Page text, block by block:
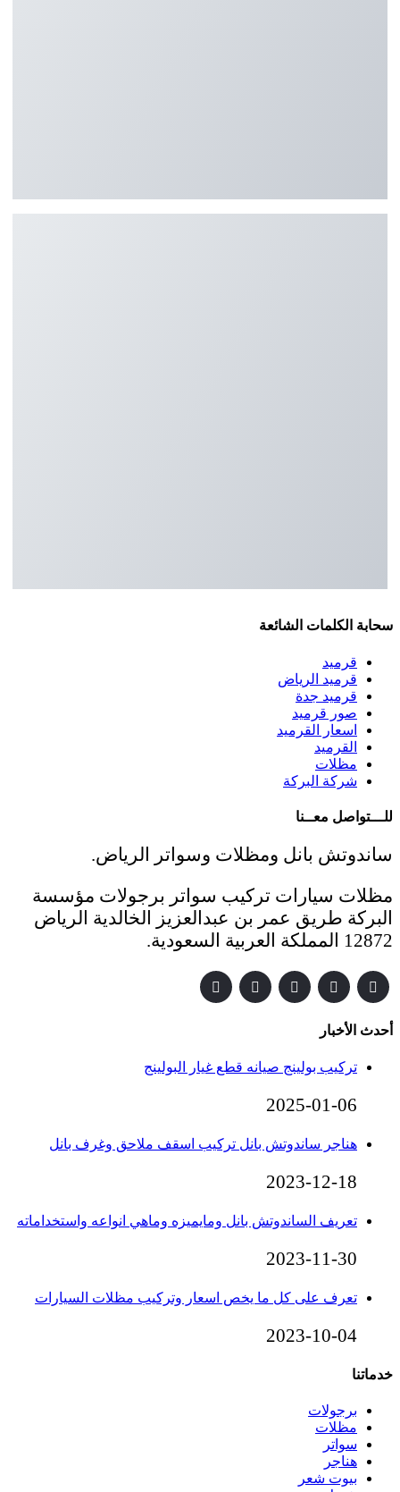
سحابة الكلمات الشائعة
قرميد
قرميد الرياض
قرميد جدة
صور قرميد
اسعار القرميد
القرميد
مظلات
شركة البركة
للـــتواصل معــنا
ساندوتش بانل ومظلات وسواتر الرياض.
مظلات سيارات تركيب سواتر برجولات مؤسسة
البركة طريق عمر بن عبدالعزيز الخالدية الرياض
12872 المملكة العربية السعودية.
أحدث الأخبار
تركيب بولينج صيانه قطع غيار البولينج
2025-01-06
هناجر ساندوتش بانل تركيب اسقف ملاحق وغرف بانل
2023-12-18
تعريف الساندوتش بانل ومايميزه وماهي انواعه واستخداماته
2023-11-30
تعرف على كل ما يخص اسعار وتركيب مظلات السيارات
2023-10-04
خدماتنا
برجولات
مظلات
سواتر
هناجر
بيوت شعر